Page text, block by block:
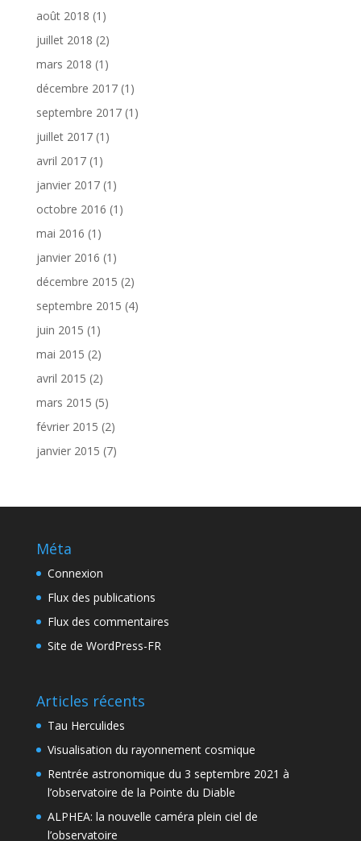
août 2018 (1)
juillet 2018 (2)
mars 2018 (1)
décembre 2017(1)
septembre 2017(1)
juillet 2017(1)
avril 2017(1)
janvier 2017(1)
octobre 2016 (1)
mai 2016 (1)
janvier 2016 (1)
décembre 2015 (2)
septembre 2015 (4)
juin 2015 (1)
mai 2015 (2)
avril 2015 (2)
mars 2015 (5)
février 2015 (2)
janvier 2015 (7)
Méta
Connexion
Flux des publications
Flux des commentaires
Site de WordPress-FR
Articles récents
Tau Herculides
Visualisation du rayonnement cosmique
Rentrée astronomique du 3 septembre 2021 à
l’observatoire de la Pointe du Diable
ALPHEA: la nouvelle caméra plein ciel de
l’observatoire